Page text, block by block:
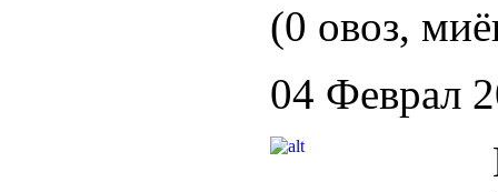
(0 овоз,
04 Феврал